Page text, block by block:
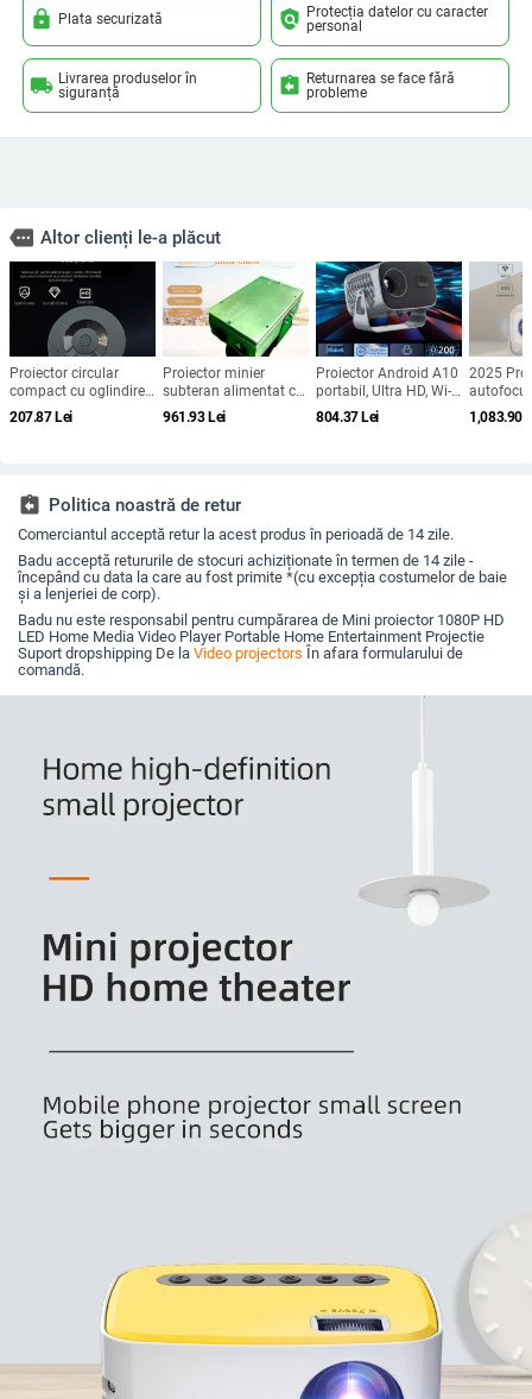
lock Plata securizată policy Protecția datelor cu caracter
personal
local_shipping Livrarea produselor în
siguranță
assignment_return Returnarea se face fără
probleme
more Altor clienți le-a plăcut
Proiector circular
compact cu oglindire
a ecranului prin cablu,
compatibil Android și
207.87Lei
Proiector minier
subteran alimentat cu
gaz, imagine clară,
durată lungă a bateriei
961.93Lei
Proiector Android A10
portabil, Ultra HD, Wi-
Fi și PTZ
804.37Lei
2025
1080p
theater
1,083.90
assignment_return Politica noastră de retur
Comerciantul acceptă retur la acest produs în perioadă de 14 zile.
Badu acceptă retururile de stocuri achiziționate în termen de 14 zile -
începând cu data la care au fost primite *(cu excepția costumelor de baie
și a lenjeriei de corp).
Badu nu este responsabil pentru cumpărarea de Mini proiector 1080P HD
LED Home Media Video Player Portable Home Entertainment Projectie
Suport dropshipping De la Video projectors În afara formularului de
comandă.